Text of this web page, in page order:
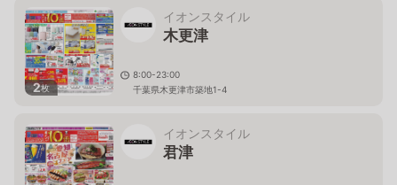
2枚
イオンスタイル
木更津
8:00-23:00
千葉県木更津市築地1-4
イオンスタイル
君津